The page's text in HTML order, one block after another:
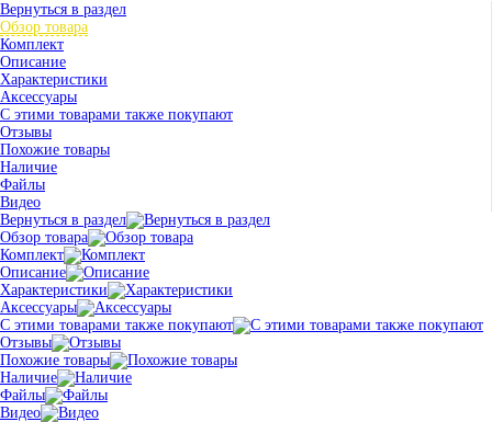
Вернуться в раздел
Обзор товара
Комплект
Описание
Характеристики
Аксессуары
С этими товарами также покупают
Отзывы
Похожие товары
Наличие
Файлы
Видео
Вернуться в раздел
Обзор товара
Комплект
Описание
Характеристики
Аксессуары
С этими товарами также покупают
Отзывы
Похожие товары
Наличие
Файлы
Видео